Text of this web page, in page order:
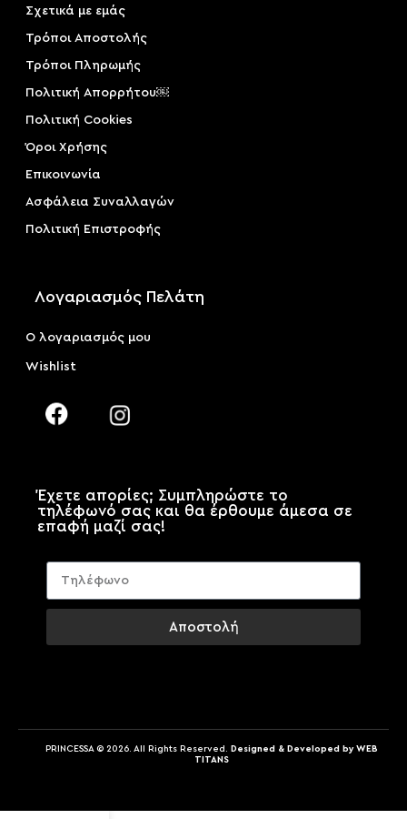
Σχετικά με εμάς
Τρόποι Αποστολής
Τρόποι Πληρωμής
Πολιτική Απορρήτου￼
Πολιτική Cookies
Όροι Χρήσης
Επικοινωνία
Ασφάλεια Συναλλαγών
Πολιτική Επιστροφής
Λογαριασμός Πελάτη
Ο λογαριασμός μου
Wishlist
Έχετε απορίες; Συμπληρώστε το
τηλέφωνό σας και θα έρθουμε άμεσα σε
επαφή μαζί σας!
Αποστολή
PRINCESSA © 2026. All Rights Reserved. Designed & Developed by WEB
TITANS